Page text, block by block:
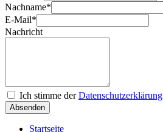
Nachname*
E-Mail*
Nachricht
Ich stimme derDatenschutzerklärung
Absenden
Startseite